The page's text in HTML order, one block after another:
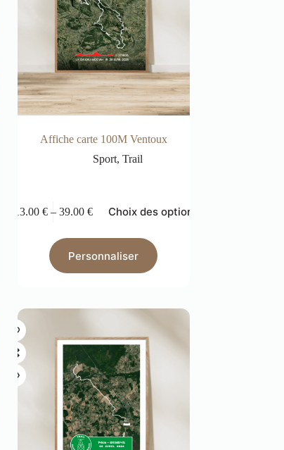
Affiche carte 100M Ventoux
Sport, Trail
13.00 €– 39.00 € Choix des options
Personnaliser